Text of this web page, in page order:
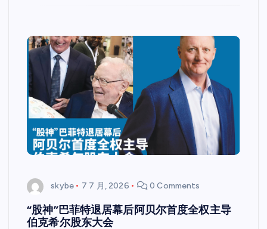
skybe 7 7 月, 2026 0 Comments
“股神”巴菲特退居幕后阿贝尔首度全权主导
伯克希尔股东大会